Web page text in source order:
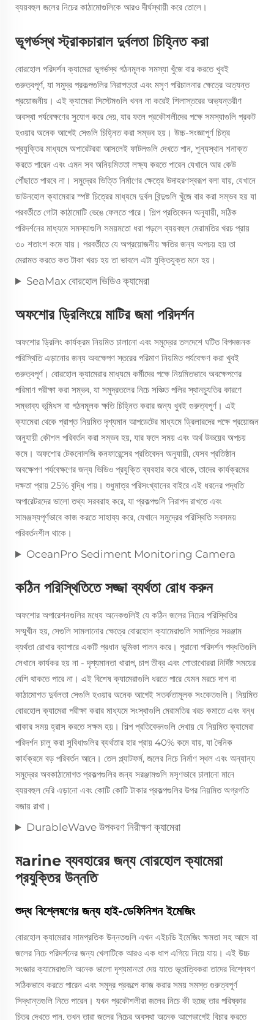
ব্যয়বহুল জলের নিচের কাঠামোগুলিকে আরও দীর্ঘস্থায়ী করে তোলে।
ভূগর্ভস্থ স্ট্রাকচারাল দুর্বলতা চিহ্নিত করা
বোরহোল পরিদর্শন ক্যামেরা ভূগর্ভস্থ গঠনমূলক সমস্যা খুঁজে বার করতে খুবই
গুরুত্বপূর্ণ, যা সমুদ্র প্রকল্পগুলির নিরাপত্তা এবং মসৃণ পরিচালনার ক্ষেত্রে অত্যন্ত
প্রয়োজনীয়। এই ক্যামেরা সিস্টেমগুলি খনন না করেই শিলাস্তরের অভ্যন্তরীণ
অবস্থা পর্যবেক্ষণের সুযোগ করে দেয়, যার ফলে প্রকৌশলীদের পক্ষে সমস্যাগুলি প্রকট
হওয়ার অনেক আগেই সেগুলি চিহ্নিত করা সম্ভব হয়। উচ্চ-সংজ্ঞাপূর্ণ চিত্র
প্রযুক্তির মাধ্যমে অপারেটররা আসলেই ফাটলগুলি দেখতে পান, শূন্যস্থান শনাক্ত
করতে পারেন এবং এমন সব অনিয়মিততা লক্ষ্য করতে পারেন যেখানে আর কেউ
পৌঁছাতে পারবে না। সমুদ্রের ভিত্তি নির্মাণের ক্ষেত্রে উদাহরণস্বরূপ বলা যায়, যেখানে
ডাউনহোল ক্যামেরার স্পষ্ট চিত্রের মাধ্যমে দুর্বল বিন্দুগুলি খুঁজে বার করা সম্ভব হয় যা
পরবর্তীতে গোটা কাঠামোটি ভেঙে ফেলতে পারে। শিল্প প্রতিবেদন অনুযায়ী, সঠিক
পরিদর্শনের মাধ্যমে সমস্যাগুলি সময়মতো ধরা পড়লে ব্যয়বহুল মেরামতির খরচ প্রায়
৩০ শতাংশ কমে যায়। পরবর্তীতে যে অপ্রয়োজনীয় ক্ষতির জন্য অপচয় হয় তা
মেরামত করতে কত টাকা খরচ হয় তা ভাবলে এটা যুক্তিযুক্ত মনে হয়।
SeaMax বোরহোল ভিডিও ক্যামেরা
অফশোর ড্রিলিংয়ে মাটির জমা পরিদর্শন
অফশোর ড্রিলিং কার্যক্রম নিয়মিত চালানো এবং সমুদ্রের তলদেশে ঘটিত বিপদজনক
পরিস্থিতি এড়ানোর জন্য অবক্ষেপণ স্তরের পরিমাণ নিয়মিত পর্যবেক্ষণ করা খুবই
গুরুত্বপূর্ণ। বোরহোল ক্যামেরার মাধ্যমে কর্মীদের পক্ষে নিয়মিতভাবে অবক্ষেপণের
পরিমাণ পরীক্ষা করা সম্ভব, যা সমুদ্রতলের নিচে সঞ্চিত পলির স্থানচ্যুতির কারণে
সম্ভাব্য ভূমিধস বা গঠনমূলক ক্ষতি চিহ্নিত করার জন্য খুবই গুরুত্বপূর্ণ। এই
ক্যামেরা থেকে প্রাপ্ত নিয়মিত দৃশ্যমান আপডেটের মাধ্যমে ড্রিলারদের পক্ষে প্রয়োজন
অনুযায়ী কৌশল পরিবর্তন করা সম্ভব হয়, যার ফলে সময় এবং অর্থ উভয়ের অপচয়
কমে। অফশোর টেকনোলজি কনফারেন্সের প্রতিবেদন অনুযায়ী, যেসব প্রতিষ্ঠান
অবক্ষেপণ পর্যবেক্ষণের জন্য ভিডিও প্রযুক্তি ব্যবহার করে থাকে, তাদের কার্যক্রমের
দক্ষতা প্রায় 25% বৃদ্ধি পায়। শুধুমাত্র পরিসংখ্যানের বাইরে এই ধরনের পদ্ধতি
অপারেটরদের ভালো তথ্য সরবরাহ করে, যা প্রকল্পগুলি নিরাপদ রাখতে এবং
সামঞ্জস্যপূর্ণভাবে কাজ করতে সাহায্য করে, যেখানে সমুদ্রের পরিস্থিতি সবসময়
পরিবর্তনশীল থাকে।
OceanPro Sediment Monitoring Camera
কঠিন পরিস্থিতিতে সজ্জা ব্যর্থতা রোধ করুন
অফশোর অপারেশনগুলির মধ্যে অনেকগুলিই যে কঠিন জলের নিচের পরিস্থিতির
সম্মুখীন হয়, সেগুলি সামলানোর ক্ষেত্রে বোরহোল ক্যামেরাগুলি সমাপ্তির সরঞ্জাম
ব্যর্থতা রোখার ব্যাপারে একটি প্রধান ভূমিকা পালন করে। পুরানো পরিদর্শন পদ্ধতিগুলি
সেখানে কার্যকর হয় না - দৃশ্যমানতা খারাপ, চাপ তীব্র এবং গোতাখোররা নির্দিষ্ট সময়ের
বেশি থাকতে পারে না। এই বিশেষ ক্যামেরাগুলি ধরতে পারে যেমন মরচে দাগ বা
কাঠামোগত দুর্বলতা সেগুলি হওয়ার অনেক আগেই সতর্কতামূলক সংকেতগুলি। নিয়মিত
বোরহোল ক্যামেরা পরীক্ষা করার মাধ্যমে সংস্থাগুলি মেরামতির খরচ কমাতে এবং বন্ধ
থাকার সময় হ্রাস করতে সক্ষম হয়। শিল্প প্রতিবেদনগুলি দেখায় যে নিয়মিত ক্যামেরা
পরিদর্শন চালু করা সুবিধাগুলির ব্যর্থতার হার প্রায় 40% কমে যায়, যা দৈনিক
কার্যক্রমে বড় পরিবর্তন আনে। তেল প্ল্যাটফর্ম, জলের নিচে নির্মাণ স্থল এবং অন্যান্য
সমুদ্রের অবকাঠামোগত প্রকল্পগুলির জন্য সরঞ্জামগুলি মসৃণভাবে চালানো মানে
ব্যয়বহুল দেরি এড়ানো এবং কোটি কোটি টাকার প্রকল্পগুলির উপর নিয়মিত অগ্রগতি
বজায় রাখা।
DurableWave উপকরণ নিরীক্ষণ ক্যামেরা
মarine ব্যবহারের জন্য বোরহোল ক্যামেরা
প্রযুক্তির উন্নতি
শুদ্ধ বিশ্লেষণের জন্য হাই-ডেফিনিশন ইমেজিং
বোরহোল ক্যামেরার সামপ্রতিক উন্নতগুলি এখন এইচডি ইমেজিং ক্ষমতা সহ আসে যা
জলের নিচে পরিদর্শনের জন্য খেলাটিকে আরও এক ধাপ এগিয়ে নিয়ে যায়। এই উচ্চ
সংজ্ঞার ক্যামেরাগুলি অনেক ভালো দৃশ্যমানতা দেয় যাতে ভূতাত্বিকরা তাদের বিশ্লেষণ
সঠিকভাবে করতে পারেন এবং সমুদ্র প্রকল্পে কাজ করার সময় সমস্ত গুরুত্বপূর্ণ
সিদ্ধান্তগুলি নিতে পারেন। যখন প্রকৌশলীরা জলের নিচে কী হচ্ছে তার পরিষ্কার
চিত্র দেখতে পান, তখন তারা জলের নিচের অবস্থা অনেক আগেভাগেই বিচার করতে